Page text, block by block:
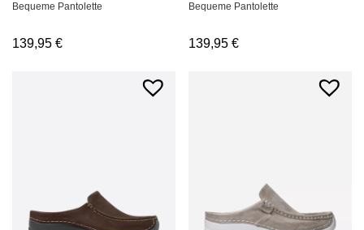
Bequeme Pantolette
139,95 €
Bequeme Pantolette
139,95€